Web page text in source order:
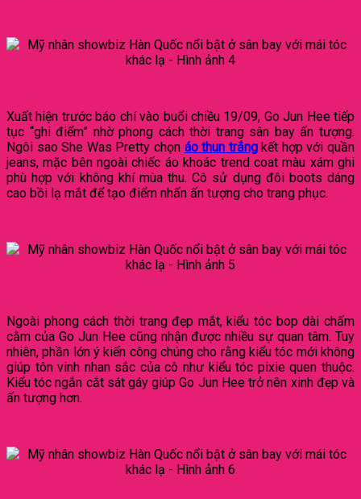
Xuất hiện trước báo chí vào buổi chiều 19/09, Go Jun Hee tiếp
tục “ghi điểm” nhờ phong cách thời trang sân bay ấn tượng.
Ngôi sao She Was Pretty chọn áo thun trắngkết hợp với quần
jeans, mặc bên ngoài chiếc áo khoác trend coat màu xám ghi
phù hợp với không khí mùa thu. Cô sử dụng đôi boots dáng
cao bồi lạ mắt để tạo điểm nhấn ấn tượng cho trang phục.
Ngoài phong cách thời trang đẹp mắt, kiểu tóc bop dài chấm
cằm của Go Jun Hee cũng nhận được nhiều sự quan tâm. Tuy
nhiên, phần lớn ý kiến công chúng cho rằng kiểu tóc mới không
giúp tôn vinh nhan sắc của cô như kiểu tóc pixie quen thuộc.
Kiểu tóc ngắn cắt sát gáy giúp Go Jun Hee trở nên xinh đẹp và
ấn tượng hơn.